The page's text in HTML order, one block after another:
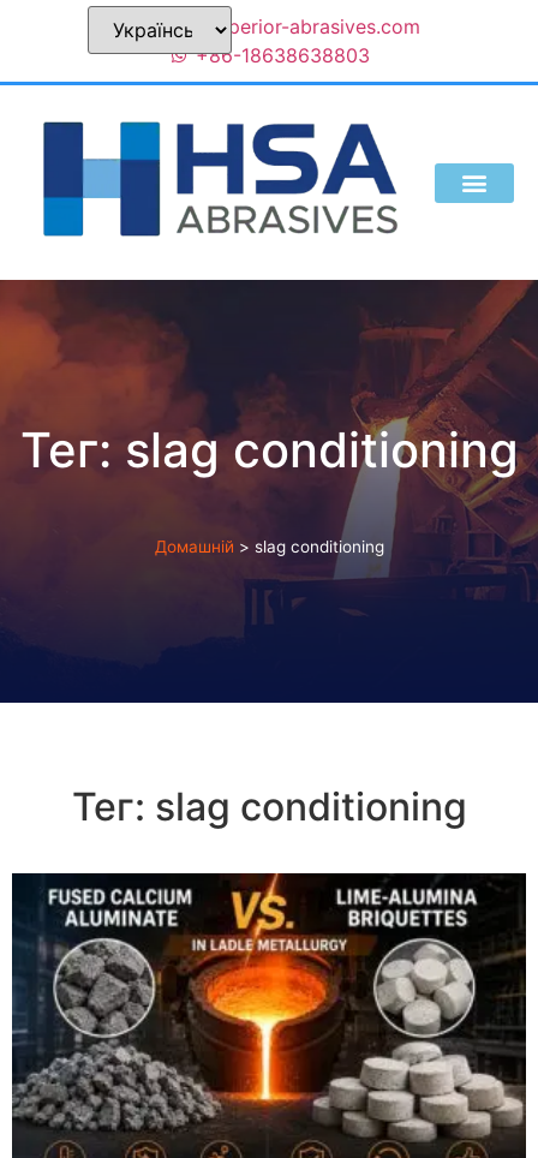
sales@superior-abrasives.com
+86-18638638803
Тег: slag conditioning
Домашній > slag conditioning
Тег: slag conditioning